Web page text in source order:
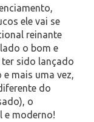
ele vai se
reinante
o bom e
ter sido lançado
mais uma vez,
do
o
e moderno!